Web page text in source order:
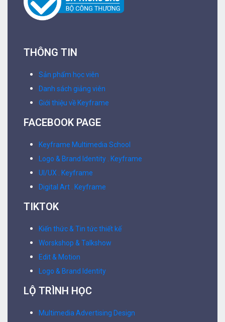
THÔNG TIN
Sản phẩm học viên
Danh sách giảng viên
Giới thiệu về Keyframe
FACEBOOK PAGE
Keyframe Multimedia School
Logo & Brand Identity . Keyframe
UI/UX . Keyframe
Digital Art . Keyframe
TIKTOK
Kiến thức & Tin tức thiết kế
Worskshop & Talkshow
Edit & Motion
Logo & Brand Identity
LỘ TRÌNH HỌC
Multimedia Advertising Design